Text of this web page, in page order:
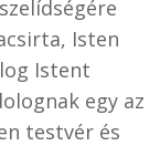
Isten
Istent
egy az
testvér és